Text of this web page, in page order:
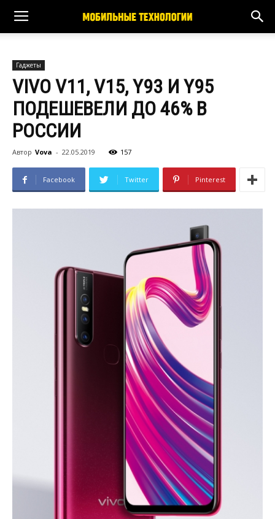
Гаджеты
VIVO V11, V15, Y93 И Y95
ПОДЕШЕВЕЛИ ДО 46% В
РОССИИ
Автор Vova - 22.05.2019 157
Facebook Twitter Pinterest